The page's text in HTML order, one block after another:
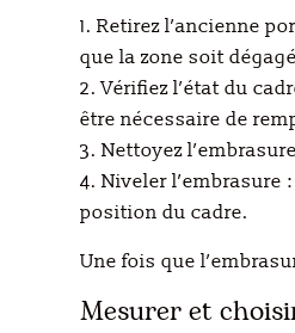
Retirez l’ancienne
que la zone soit
Vérifiez l’état du
être nécessaire de
Nettoyez
Niveler l’embrasure
position du cadre.
Une fois que
Mesurer et